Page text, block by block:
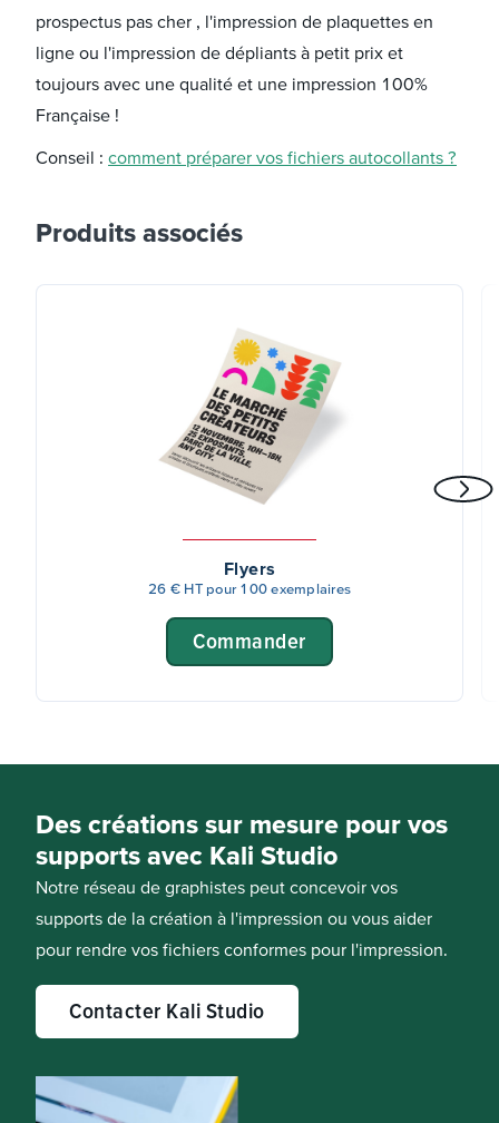
prospectus pas cher , l'impression de plaquettes en
ligne ou l'impression de dépliants à petit prix et
toujours avec une qualité et une impression 100%
Française !
Conseil : comment préparer vos fichiers autocollants ?
Produits associés
Flyers
26 € HT pour 100 exemplaires
Commander
Des créations sur mesure pour vos
supports avec Kali Studio
Notre réseau de graphistes peut concevoir vos
supports de la création à l'impression ou vous aider
pour rendre vos fichiers conformes pour l'impression.
Contacter Kali Studio